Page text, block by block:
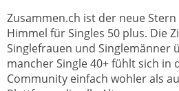
Zusammen.ch ist der neue
Himmel für Singles 50 plus. Die
Singlefrauen und Singlemänner
mancher Single 40+ fühlt sich in
Community einfach wohler als